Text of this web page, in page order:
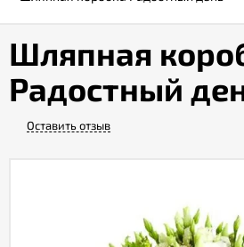
Акции
Шляпная
Радостный
Оставить отзыв